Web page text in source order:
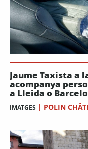
Jaume Taxista a
acompanya
a Lleida o
IMATGES | POLIN